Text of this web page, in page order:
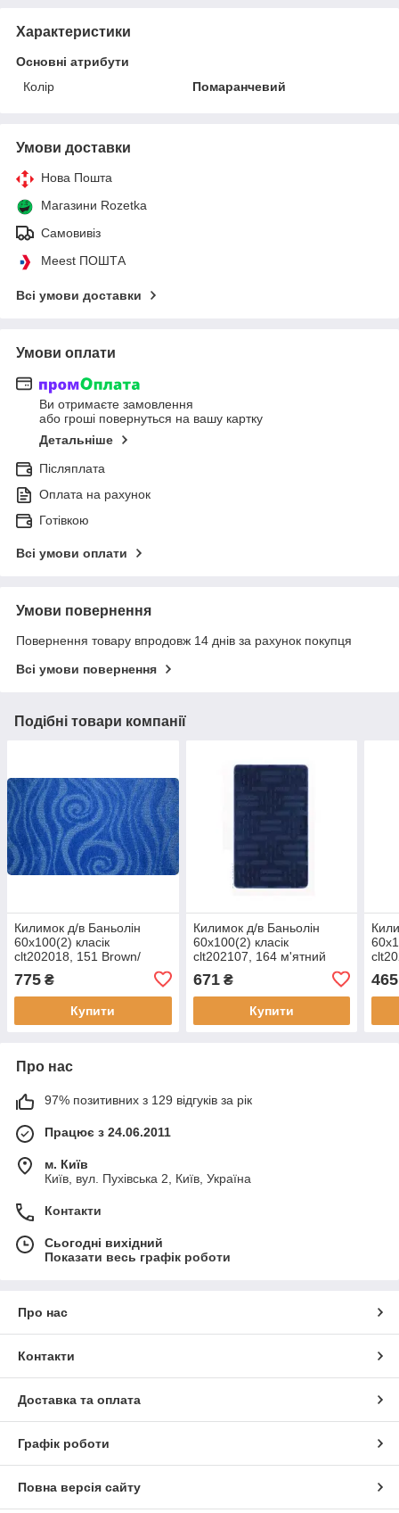
Характеристики
Основні атрибути
Колір
Помаранчевий
Умови доставки
Нова Пошта
Магазини Rozetka
Самовивіз
Meest ПОШТА
Всі умови доставки
Умови оплати
Ви отримаєте замовлення
або гроші повернуться на вашу картку
Детальніше
Післяплата
Оплата на рахунок
Готівкою
Всі умови оплати
Умови повернення
Повернення товару впродовж 14 днів за рахунок покупця
Всі умови повернення
Подібні товари компанії
Килимок д/в Баньолін
60х100(2) класік
clt202018, 151 Brown/
775 ₴
Купити
Килимок д/в Баньолін
60х100(2) класік
clt202107, 164 м'ятний
671₴
Купити
465
Про нас
97% позитивних з 129 відгуків за рік
Працює з 24.06.2011
м. Київ
Київ, вул. Пухівська 2, Київ, Україна
Контакти
Сьогодні вихідний
Показати весь графік роботи
Про нас
Контакти
Доставка та оплата
Графік роботи
Повна версія сайту